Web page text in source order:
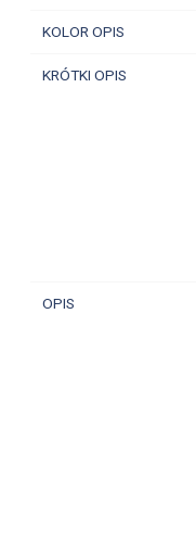
KOLOR OPIS
KRÓTKI OPIS
OPIS